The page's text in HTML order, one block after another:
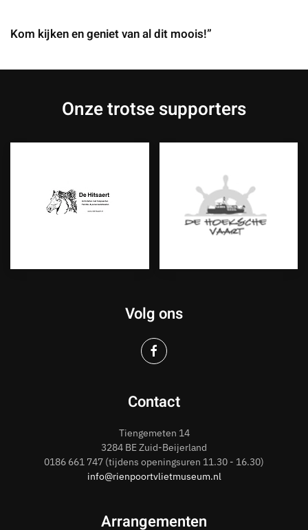
Kom kijken en geniet van al dit moois!”
Onze trotse supporters
Volg ons
Contact
Tiengemeten 14
3284 BE Zuid-Beijerland
0186 661 747 (tijdens openingsuren 11.30 - 16.30)
info@rienpoortvlietmuseum.nl
Arrangementen